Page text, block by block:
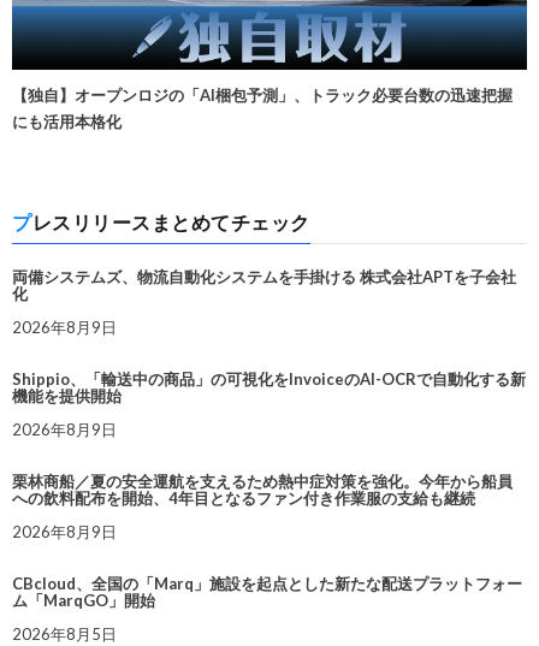
【独自】オープンロジの「AI梱包予測」、トラック必要台数の迅速把握
にも活用本格化
プレスリリースまとめてチェック
両備システムズ、物流自動化システムを手掛ける 株式会社APTを子会社
化
2026年8月9日
Shippio、「輸送中の商品」の可視化をInvoiceのAI-OCRで自動化する新
機能を提供開始
2026年8月9日
栗林商船／夏の安全運航を支えるため熱中症対策を強化。今年から船員
への飲料配布を開始、4年目となるファン付き作業服の支給も継続
2026年8月9日
CBcloud、全国の「Marq」施設を起点とした新たな配送プラットフォー
ム「MarqGO」開始
2026年8月5日